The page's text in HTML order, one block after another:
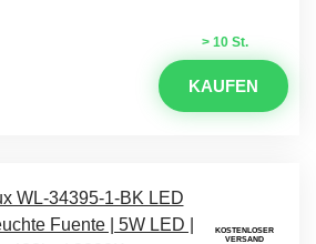
> 10 St.
KAUFEN
KOSTENLOSER
VERSAND